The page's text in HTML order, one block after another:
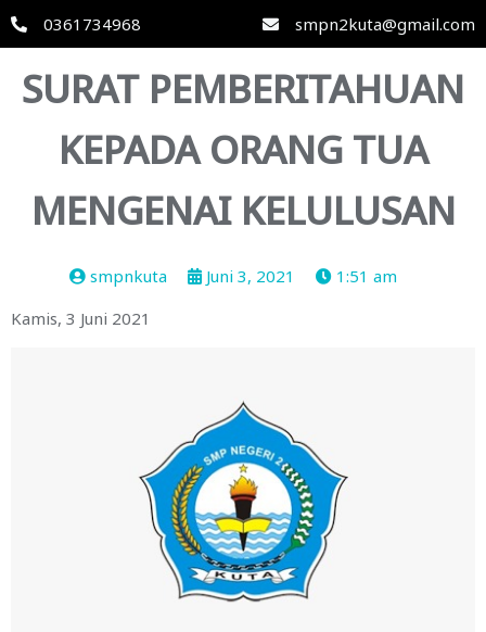
0361734968 smpn2kuta@gmail.com
SURAT PEMBERITAHUAN
KEPADA ORANG TUA
MENGENAI KELULUSAN
smpnkuta Juni 3, 2021
1:51 am
Kamis, 3 Juni 2021